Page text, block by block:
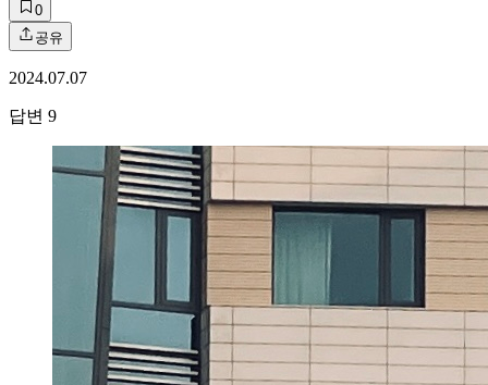
0
공유
2024.07.07
답변 9